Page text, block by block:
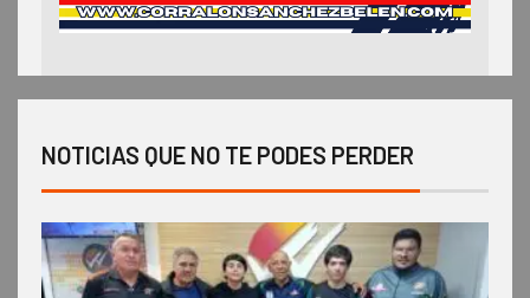
NOTICIAS QUE NO TE PODES PERDER